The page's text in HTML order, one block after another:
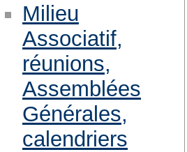
Milieu
Associatif,
réunions,
Assemblées
Générales,
calendriers